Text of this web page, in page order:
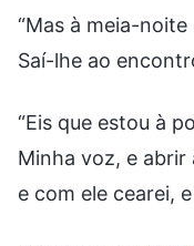
“Mas à meia-
Saí-lhe ao
“Eis que estou à
Minha voz, e abrir
e com ele cearei,